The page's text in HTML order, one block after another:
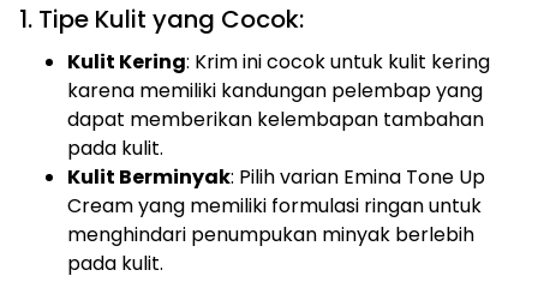
1. Tipe Kulit yang Cocok:
Kulit Kering: Krim ini cocok untuk kulit kering
karena memiliki kandungan pelembap yang
dapat memberikan kelembapan tambahan
pada kulit.
Kulit Berminyak: Pilih varian Emina Tone Up
Cream yang memiliki formulasi ringan untuk
menghindari penumpukan minyak berlebih
pada kulit.